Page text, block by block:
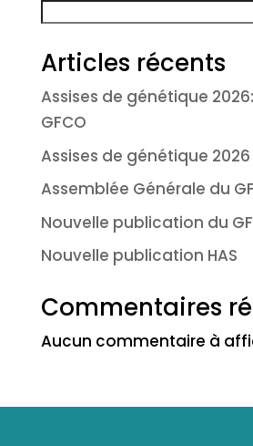
Articles récents
Assises de génétique
GFCO
Assises de génétique 2026
Assemblée Générale du
Nouvelle publication du
Nouvelle publication HAS
Commentaires
Aucun commentaire à